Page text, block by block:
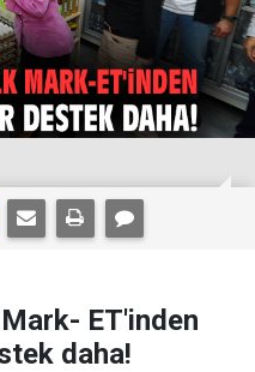
ET'inden
daha!